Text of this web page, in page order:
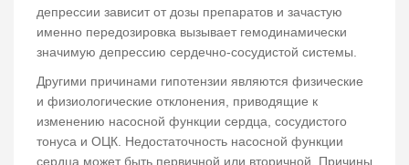
депрессии зависит от дозы препаратов и зачастую
именно передозировка вызывает гемодинамически
значимую депрессию сердечно-сосудистой системы.
Другими причинами гипотензии являются физические
и физиологические отклонения, приводящие к
изменению насосной функции сердца, сосудистого
тонуса и ОЦК. Недостаточность насосной функции
сердца может быть первичной или вторичной. Причины